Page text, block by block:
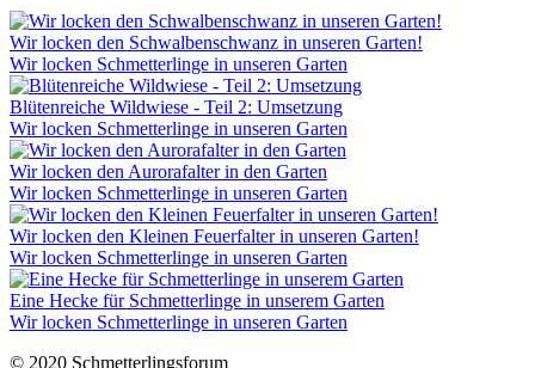
Wir locken den Schwalbenschwanz in unseren Garten!
Wir locken Schmetterlinge in unseren Garten
Blütenreiche Wildwiese - Teil 2: Umsetzung
Wir locken Schmetterlinge in unseren Garten
Wir locken den Aurorafalter in den Garten
Wir locken Schmetterlinge in unseren Garten
Wir locken den Kleinen Feuerfalter in unseren Garten!
Wir locken Schmetterlinge in unseren Garten
Eine Hecke für Schmetterlinge in unserem Garten
Wir locken Schmetterlinge in unseren Garten
© 2020 Schmetterlingsforum